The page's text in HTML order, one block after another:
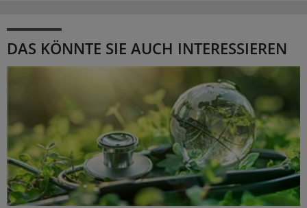
DAS KÖNNTE SIE AUCH INTERESSIEREN